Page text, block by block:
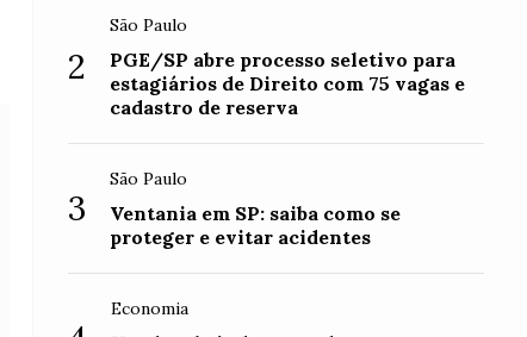
2
São Paulo
PGE/SP abre processo seletivo para
estagiários de Direito com 75 vagas e
cadastro de reserva
3
São Paulo
Ventania em SP: saiba como se
proteger e evitar acidentes
Economia